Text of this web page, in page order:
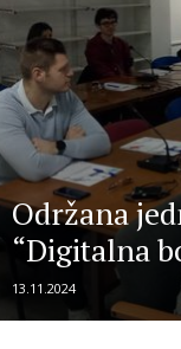
Održana
“Digitalna
13.11.2024